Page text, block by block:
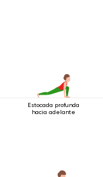
Estocada profunda
hacia adelante